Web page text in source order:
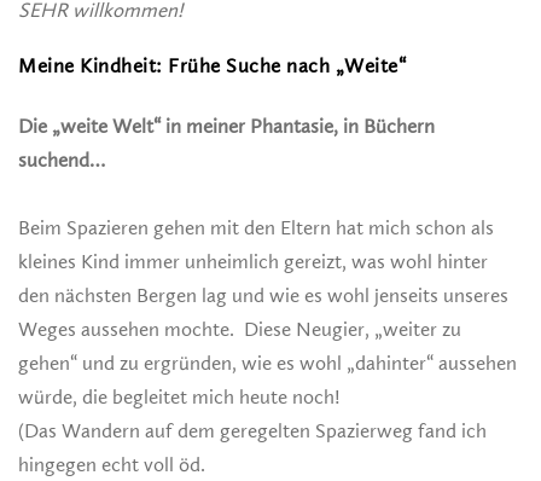
SEHR willkommen!
Meine Kindheit: Frühe Suche nach „Weite“
Die „weite Welt“ in meiner Phantasie, in Büchern
suchend…
Beim Spazieren gehen mit den Eltern hat mich schon als
kleines Kind immer unheimlich gereizt, was wohl hinter
den nächsten Bergen lag und wie es wohl jenseits unseres
Weges aussehen mochte. Diese Neugier, „weiter zu
gehen“ und zu ergründen, wie es wohl „dahinter“ aussehen
würde, die begleitet mich heute noch!
(Das Wandern auf dem geregelten Spazierweg fand ich
hingegen echt voll öd.